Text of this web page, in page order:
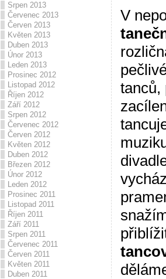
Srpen 2013
Červenec 2013
Červen 2013
Květen 2013
Duben 2013
Únor 2013
Leden 2013
Prosinec 2012
Listopad 2012
Říjen 2012
Září 2012
Srpen 2012
Červenec 2012
Červen 2012
Květen 2012
Duben 2012
Březen 2012
Únor 2012
Leden 2012
Prosinec 2011
Listopad 2011
Říjen 2011
Září 2011
Srpen 2011
Červenec 2011
Červen 2011
Květen 2011
Duben 2011
V
tanců,